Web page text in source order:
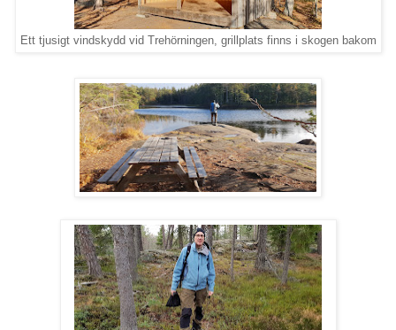
Ett tjusigt vindskydd vid Trehörningen, grillplats finns i skogen bakom